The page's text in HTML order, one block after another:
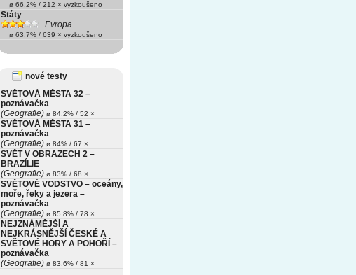
ø 66.2% / 212 × vyzkoušeno
Státy
Evropa
ø 63.7% / 639 × vyzkoušeno
nové testy
SVĚTOVÁ MĚSTA 32 –
poznávačka
(Geografie) ø 84.2% / 52 ×
SVĚTOVÁ MĚSTA 31 –
poznávačka
(Geografie) ø 84% / 67 ×
SVĚT V OBRAZECH 2 –
BRAZÍLIE
(Geografie) ø 83% / 68 ×
SVĚTOVÉ VODSTVO – oceány,
moře, řeky a jezera –
poznávačka
(Geografie) ø 85.8% / 78 ×
NEJZNÁMĚJŠÍ A
NEJKRÁSNĚJŠÍ ČESKÉ A
SVĚTOVÉ HORY A POHOŘÍ –
poznávačka
(Geografie) ø 83.6% / 81 ×